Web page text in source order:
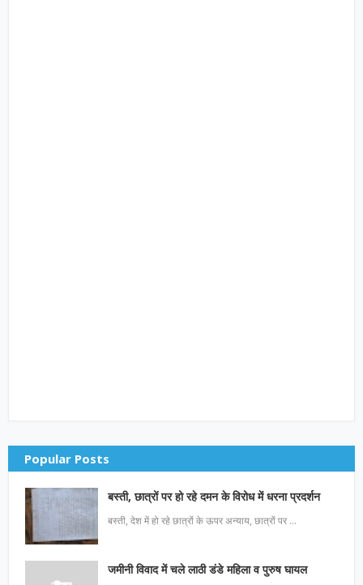
Popular Posts
बस्ती, छात्रों पर हो रहे दमन के विरोध में धरना प्रदर्शन
बस्ती, देश में हो रहे छात्रों के ऊपर अन्याय, छात्रों पर …
जमीनी विवाद में चले लाठी डंडे महिला व पुरुष घायल